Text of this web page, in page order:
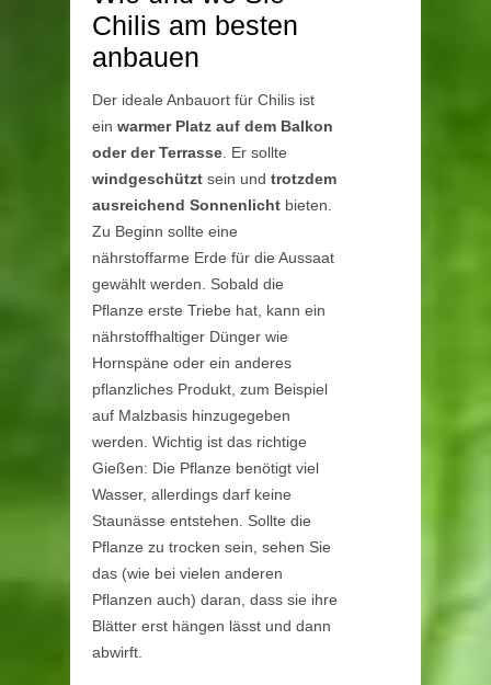
Chilis am besten
anbauen
Der ideale Anbauort für Chilis ist
ein warmer Platz auf dem Balkon
oder der Terrasse . Er sollte
windgeschützt sein und trotzdem
ausreichend Sonnenlicht bieten.
Zu Beginn sollte eine
nährstoffarme Erde für die Aussaat
gewählt werden. Sobald die
Pflanze erste Triebe hat, kann ein
nährstoffhaltiger Dünger wie
Hornspäne oder ein anderes
pflanzliches Produkt, zum Beispiel
auf Malzbasis hinzugegeben
werden. Wichtig ist das richtige
Gießen: Die Pflanze benötigt viel
Wasser, allerdings darf keine
Staunässe entstehen. Sollte die
Pflanze zu trocken sein, sehen Sie
das (wie bei vielen anderen
Pflanzen auch) daran, dass sie ihre
Blätter erst hängen lässt und dann
abwirft.